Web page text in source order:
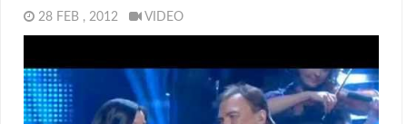
28 FEB , 2012 VIDEO